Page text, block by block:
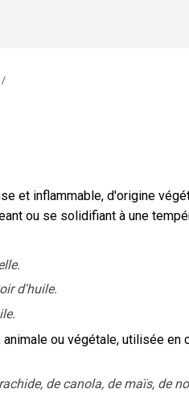
/
et inflammable, d'origine
ou se solidifiant à une
d'huile.
ou végétale, utilisée
de canola, de maïs, de